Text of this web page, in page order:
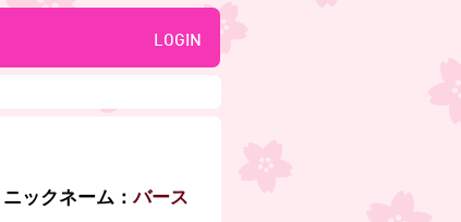
LOGIN
ニックネーム：バース